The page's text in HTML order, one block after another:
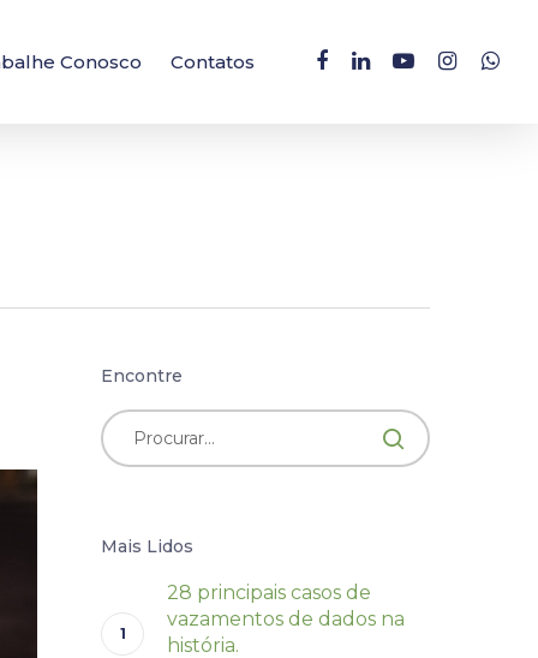
Conosco Contatos facebooklinkedinyoutubeinstagram
Encontre
Mais Lidos
28 principais casos de
vazamentos de dados na
história.